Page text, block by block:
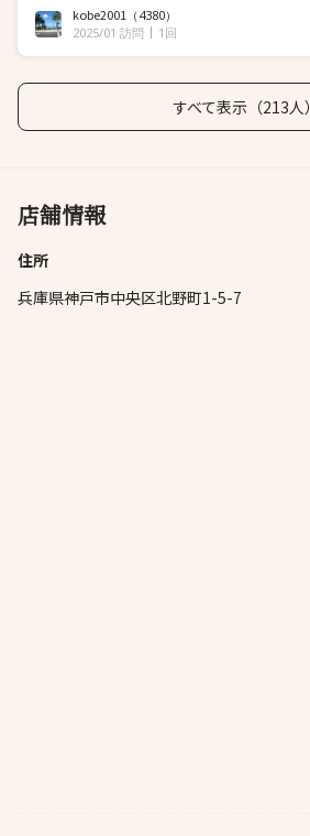
kobe2001 （4380）
2025/01 訪問
1回
すべて表示（213人）
店舗情報
住所
兵庫県神戸市中央区北野町1-5-7